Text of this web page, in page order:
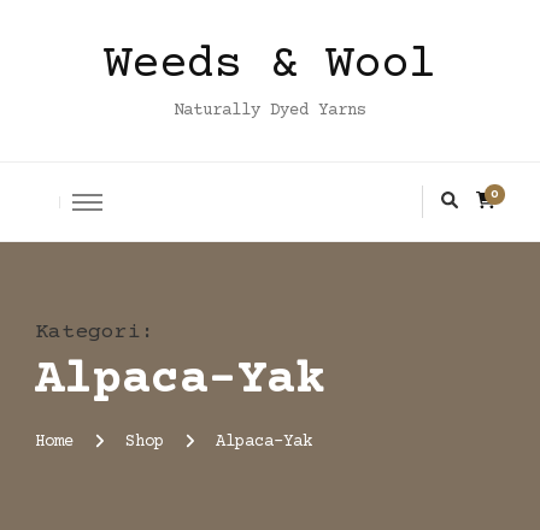
Weeds & Wool
Naturally Dyed Yarns
0
Kategori :
Alpaca-Yak
Home Shop Alpaca-Yak